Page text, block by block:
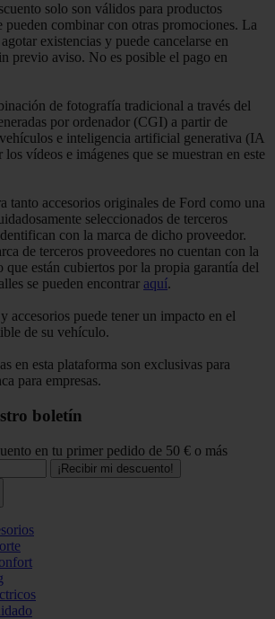
solo son válidos para productos
pueden combinar con otras promociones. La
existencias y puede cancelarse en
previo aviso. No es posible el pago en
de fotografía tradicional a través del
por ordenador (CGI) a partir de
e inteligencia artificial generativa (IA
los vídeos e imágenes que se muestran en este
tanto accesorios originales de Ford como una
seleccionados de terceros
con la marca de dicho proveedor.
de terceros proveedores no cuentan con la
que están cubiertos por la propia garantía del
se pueden encontrar aquí.
accesorios puede tener un impacto en el
de su vehículo.
en esta plataforma son exclusivas para
para empresas.
boletín
en tu primer pedido de 50 € o más
¡Recibir mi descuento!